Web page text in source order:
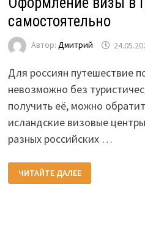
самостоятельно
Автор: Дмитрий
Для россиян путешествие
невозможно без
получить её, можно
исландские визовые
разных российских …
ОФОРМЛЕНИЕ
ВИЗЫ
В
ЧИТАЙТЕ ДАЛЕЕ